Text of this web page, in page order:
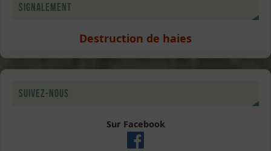
Signalement
Destruction de haies
Suivez-nous
Sur Facebook